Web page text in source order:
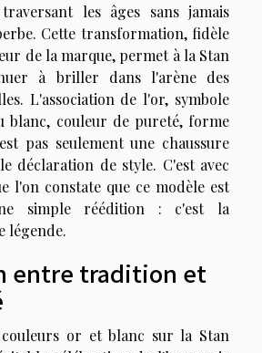
les âges sans jamais
Cette transformation, fidèle
de la marque, permet à la Stan
à briller dans l'arène des
L'association de l'or, symbole
blanc, couleur de pureté, forme
pas seulement une chaussure
déclaration de style. C'est avec
l'on constate que ce modèle est
simple réédition : c'est la
légende.
entre tradition et
couleurs or et blanc sur la Stan